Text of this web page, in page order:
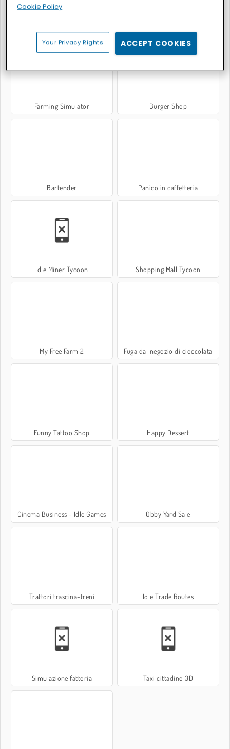
Farming Simulator Burger Shop
Bartender Panico in caffetteria
Idle Miner Tycoon Shopping Mall Tycoon
My Free Farm 2 Fuga dal negozio di cioccolata
Funny Tattoo Shop Happy Dessert
Cinema Business - Idle Games Obby Yard Sale
Trattori trascina-treni Idle Trade Routes
Simulazione fattoria Taxi cittadino 3D
Cookie Policy
Your Privacy Rights ACCEPT COOKIES